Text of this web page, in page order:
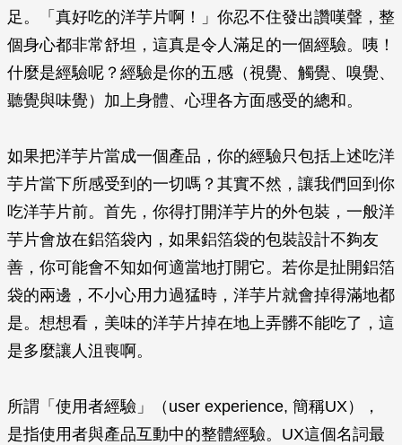
足。「真好吃的洋芋片啊！」你忍不住發出讚嘆聲，整
個身心都非常舒坦，這真是令人滿足的一個經驗。咦！
什麼是經驗呢？經驗是你的五感（視覺、觸覺、嗅覺、
聽覺與味覺）加上身體、心理各方面感受的總和。
如果把洋芋片當成一個產品，你的經驗只包括上述吃洋
芋片當下所感受到的一切嗎？其實不然，讓我們回到你
吃洋芋片前。首先，你得打開洋芋片的外包裝，一般洋
芋片會放在鋁箔袋內，如果鋁箔袋的包裝設計不夠友
善，你可能會不知如何適當地打開它。若你是扯開鋁箔
袋的兩邊，不小心用力過猛時，洋芋片就會掉得滿地都
是。想想看，美味的洋芋片掉在地上弄髒不能吃了，這
是多麼讓人沮喪啊。
所謂「使用者經驗」（user experience, 簡稱UX），
是指使用者與產品互動中的整體經驗。UX這個名詞最